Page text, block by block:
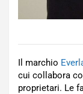
Il marchio
cui collabora
proprietari. Le